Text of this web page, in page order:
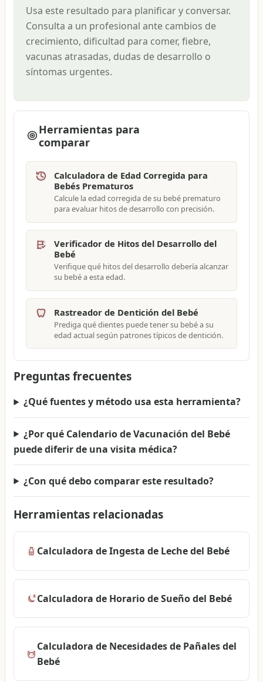
Usa este resultado para planificar y conversar.
Consulta a un profesional ante cambios de
crecimiento, dificultad para comer, fiebre,
vacunas atrasadas, dudas de desarrollo o
síntomas urgentes.
Herramientas para
comparar
Calculadora de Edad Corregida para
Bebés Prematuros
Calcule la edad corregida de su bebé prematuro
para evaluar hitos de desarrollo con precisión.
Verificador de Hitos del Desarrollo del
Bebé
Verifique qué hitos del desarrollo debería alcanzar
su bebé a esta edad.
Rastreador de Dentición del Bebé
Prediga qué dientes puede tener su bebé a su
edad actual según patrones típicos de dentición.
Preguntas frecuentes
¿Qué fuentes y método usa esta herramienta?
¿Por qué Calendario de Vacunación del Bebé
puede diferir de una visita médica?
¿Con qué debo comparar este resultado?
Herramientas relacionadas
Calculadora de Ingesta de Leche del Bebé
Calculadora de Horario de Sueño del Bebé
Calculadora de Necesidades de Pañales del
Bebé